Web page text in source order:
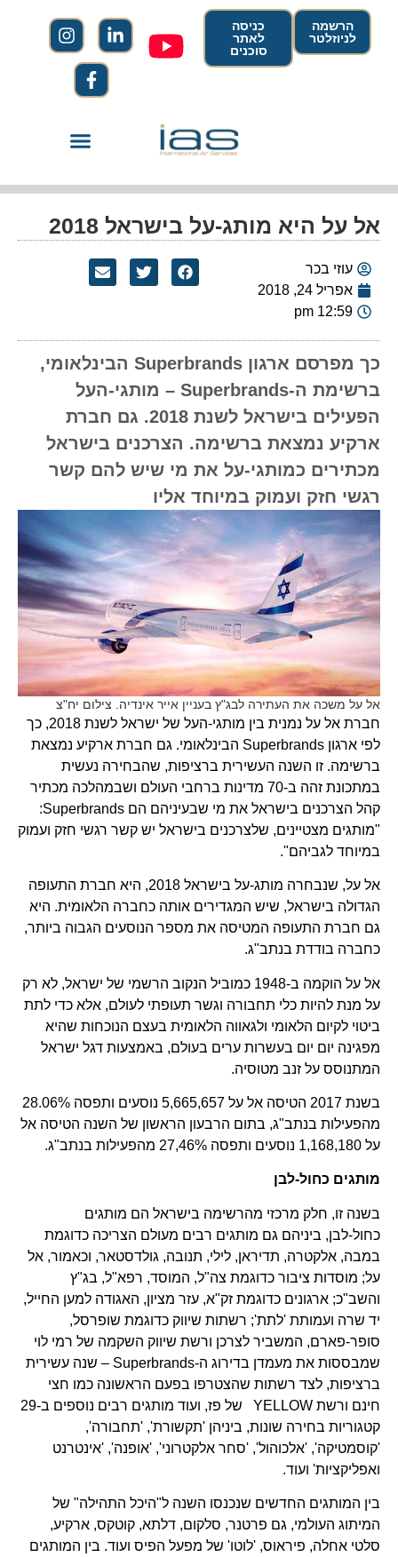
הרשמה
לניוזלטר
כניסה
לאתר
סוכנים
אל על היא מותג-על בישראל 2018
עוזי בכר
אפריל 24, 2018
12:59 pm
כך מפרסם ארגון Superbrands הבינלאומי,
ברשימת ה-Superbrands – מותגי-העל
הפעילים בישראל לשנת 2018. גם חברת
ארקיע נמצאת ברשימה. הצרכנים בישראל
מכתירים כמותגי-על את מי שיש להם קשר
רגשי חזק ועמוק במיוחד אליו
אל על משכה את העתירה לבג"ץ בעניין אייר אינדיה. צילום יח"צ
חברת אל על נמנית בין מותגי-העל של ישראל לשנת 2018, כך
לפי ארגון Superbrands הבינלאומי. גם חברת ארקיע נמצאת
ברשימה. זו השנה העשירית ברציפות, שהבחירה נעשית
במתכונת זהה ב-70 מדינות ברחבי העולם ושבמהלכה מכתיר
קהל הצרכנים בישראל את מי שבעיניהם הם Superbrands:
"מותגים מצטיינים, שלצרכנים בישראל יש קשר רגשי חזק ועמוק
במיוחד לגביהם".
אל על, שנבחרה מותג-על בישראל 2018, היא חברת התעופה
הגדולה בישראל, שיש המגדירים אותה כחברה הלאומית. היא
גם חברת התעופה המטיסה את מספר הנוסעים הגבוה ביותר,
כחברה בודדת בנתב"ג.
אל על הוקמה ב-1948 כמוביל הנקוב הרשמי של ישראל, לא רק
על מנת להיות כלי תחבורה וגשר תעופתי לעולם, אלא כדי לתת
ביטוי לקיום הלאומי ולגאווה הלאומית בעצם הנוכחות שהיא
מפגינה יום יום בעשרות ערים בעולם, באמצעות דגל ישראל
המתנוסס על זנב מטוסיה.
בשנת 2017 הטיסה אל על 5,665,657 נוסעים ותפסה 28.06%
מהפעילות בנתב"ג, בתום הרבעון הראשון של השנה הטיסה אל
על 1,168,180 נוסעים ותפסה 27,46% מהפעילות בנתב"ג.
מותגים כחול-לבן
בשנה זו, חלק מרכזי מהרשימה בישראל הם מותגים
כחול-לבן, ביניהם גם מותגים רבים מעולם הצריכה כדוגמת
במבה, אלקטרה, תדיראן, לילי, תנובה, גולדסטאר, וכאמור, אל
על; מוסדות ציבור כדוגמת צה"ל, המוסד, רפא"ל, בג"ץ
והשב"כ; ארגונים כדוגמת זק"א, עזר מציון, האגודה למען החייל,
יד שרה ועמותת 'לתת'; רשתות שיווק כדוגמת שופרסל,
סופר-פארם, המשביר לצרכן ורשת שיווק השקמה של רמי לוי
שמבססות את מעמדן בדירוג ה-Superbrands – שנה עשירית
ברציפות, לצד רשתות שהצטרפו בפעם הראשונה כמו חצי
חינם ורשת YELLOW של פז, ועוד מותגים רבים נוספים ב-29
קטגוריות בחירה שונות, ביניהן 'תקשורת', 'תחבורה',
'קוסמטיקה', 'אלכוהול', 'סחר אלקטרוני', 'אופנה', 'אינטרנט
ואפליקציות' ועוד.
בין המותגים החדשים שנכנסו השנה ל"היכל התהילה" של
המיתוג העולמי, גם פרטנר, סלקום, דלתא, קוטקס, ארקיע,
סלטי אחלה, פיראוס, 'לוטו' של מפעל הפיס ועוד. בין המותגים